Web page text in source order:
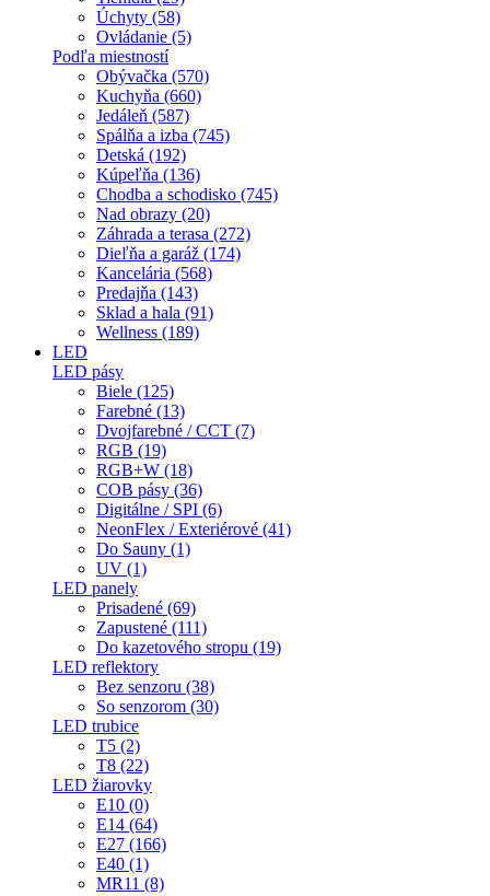
Úchyty (58)
Ovládanie (5)
Podľa miestností
Obývačka (570)
Kuchyňa (660)
Jedáleň (587)
Spálňa a izba (745)
Detská (192)
Kúpeľňa (136)
Chodba a schodisko (745)
Nad obrazy (20)
Záhrada a terasa (272)
Dieľňa a garáž (174)
Kancelária (568)
Predajňa (143)
Sklad a hala (91)
Wellness (189)
LED
LED pásy
Biele (125)
Farebné (13)
Dvojfarebné / CCT (7)
RGB (19)
RGB+W (18)
COB pásy (36)
Digitálne / SPI (6)
NeonFlex / Exteriérové (41)
Do Sauny (1)
UV (1)
LED panely
Prisadené (69)
Zapustené (111)
Do kazetového stropu (19)
LED reflektory
Bez senzoru (38)
So senzorom (30)
LED trubice
T5 (2)
T8 (22)
LED žiarovky
E10 (0)
E14 (64)
E27 (166)
E40 (1)
MR11 (8)